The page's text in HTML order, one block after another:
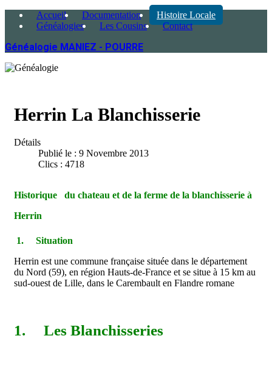
Accueil Documentation
Histoire Locale
Généalogies
Les Cousins Contact
Généalogie MANIEZ - POURRE
Herrin La Blanchisserie
Détails
Publié le : 9 Novembre 2013
Clics : 4718
Historique du chateau et de la ferme de la blanchisserie à
Herrin
1. Situation
Herrin est une commune française située dans le département
du Nord (59), en région Hauts-de-France et se situe à 15 km au
sud-ouest de Lille, dans le Carembault en Flandre romane
1. Les Blanchisseries